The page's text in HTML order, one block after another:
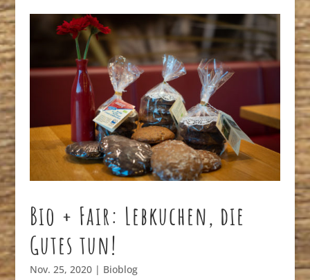
Bio + Fair: Lebkuchen, die
Gutes tun!
Nov. 25, 2020| Bioblog